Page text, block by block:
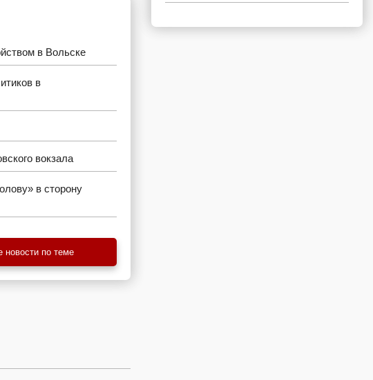
в Вольске
в
вокзала
в сторону
новости по теме